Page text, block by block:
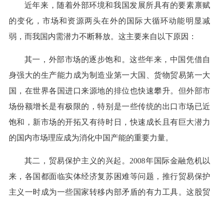
近年来，随着外部环境和我国发展所具有的要素禀赋
的变化，市场和资源两头在外的国际大循环动能明显减
弱，而我国内需潜力不断释放。这主要来自以下原因：
其一，外部市场的逐步饱和。这些年来，中国凭借自
身强大的生产能力成为制造业第一大国、货物贸易第一大
国，在世界各国进口来源地的排位也快速攀升。但外部市
场份额增长是有极限的，特别是一些传统的出口市场已近
饱和，新市场的开拓又有待时日，快速成长且有巨大潜力
的国内市场理应成为消化中国产能的重要力量。
其二，贸易保护主义的兴起。2008年国际金融危机以
来，各国都面临实体经济复苏困难等问题，推行贸易保护
主义一时成为一些国家转移内部矛盾的有力工具。这股贸